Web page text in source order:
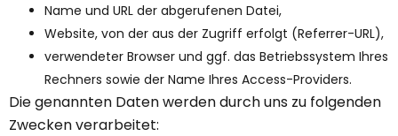
Name und URL der abgerufenen Datei,
Website, von der aus der Zugriff erfolgt (Referrer-URL),
verwendeter Browser und ggf. das Betriebssystem Ihres
Rechners sowie der Name Ihres Access-Providers.
Die genannten Daten werden durch uns zu folgenden
Zwecken verarbeitet: